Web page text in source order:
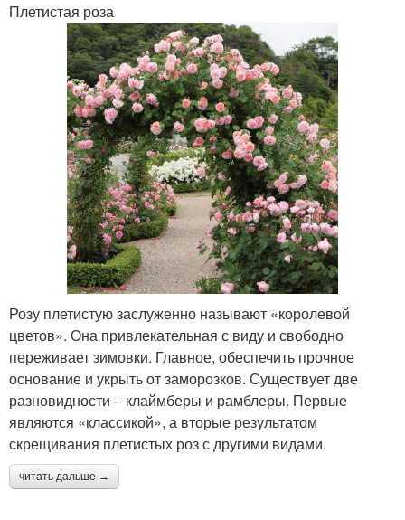
Плетистая роза
Розу плетистую заслуженно называют «королевой
цветов». Она привлекательная с виду и свободно
переживает зимовки. Главное, обеспечить прочное
основание и укрыть от заморозков. Существует две
разновидности – клаймберы и рамблеры. Первые
являются «классикой», а вторые результатом
скрещивания плетистых роз с другими видами.
читать дальше →